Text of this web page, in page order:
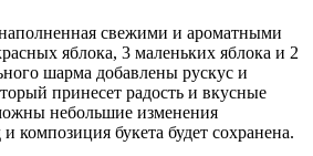
свежими и ароматными
яблока, 3 маленьких яблока и 2
шарма добавлены рускус и
принесет радость и вкусные
небольшие изменения
композиция букета будет сохранена.